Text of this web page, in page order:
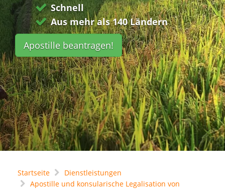
Schnell
Aus mehr als 140 Ländern
Apostille beantragen!
Startseite
Dienstleistungen
Apostille und konsularische Legalisation von